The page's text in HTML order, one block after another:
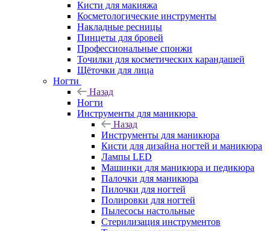
Кисти для макияжа
Косметологические инструменты
Накладные ресницы
Пинцеты для бровей
Профессиональные спонжи
Точилки для косметических карандашей
Щёточки для лица
Ногти
Назад
Ногти
Инструменты для маникюра
Назад
Инструменты для маникюра
Кисти для дизайна ногтей и маникюра
Лампы LED
Машинки для маникюра и педикюра
Палочки для маникюра
Пилочки для ногтей
Полировки для ногтей
Пылесосы настольные
Стерилизация инструментов